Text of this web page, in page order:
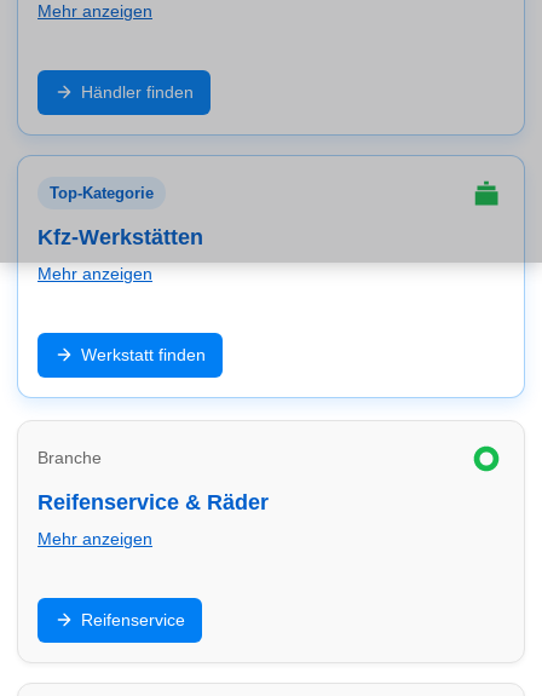
Mehr anzeigen
Große Auswahl an Marken und Modellen: Entdecke
freie Händler in Minden für Gebrauchtwagen,
Inzahlungnahme, Garantiepakete und schnelle
Händler finden
Top-Kategorie
Kfz-Werkstätten
Mehr anzeigen
Inspektion, Reparatur, Diagnose und Wartung: Finde
Werkstätten in Minden – schnell, zuverlässig und
passend zu deinem Fahrzeug (inkl. E-Auto/Hybrid).
Werkstatt finden
Branche
Reifenservice & Räder
Mehr anzeigen
Reifenwechsel, Einlagerung, Auswuchten und Felgen:
Finde Reifendienste in Minden und vergleiche Service
& Termine.
Reifenservice